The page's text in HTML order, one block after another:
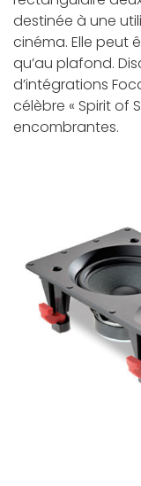
destinée à une
cinéma. Elle peut
qu’au plafond.
d’intégrations
célèbre « Spirit of
encombrantes.